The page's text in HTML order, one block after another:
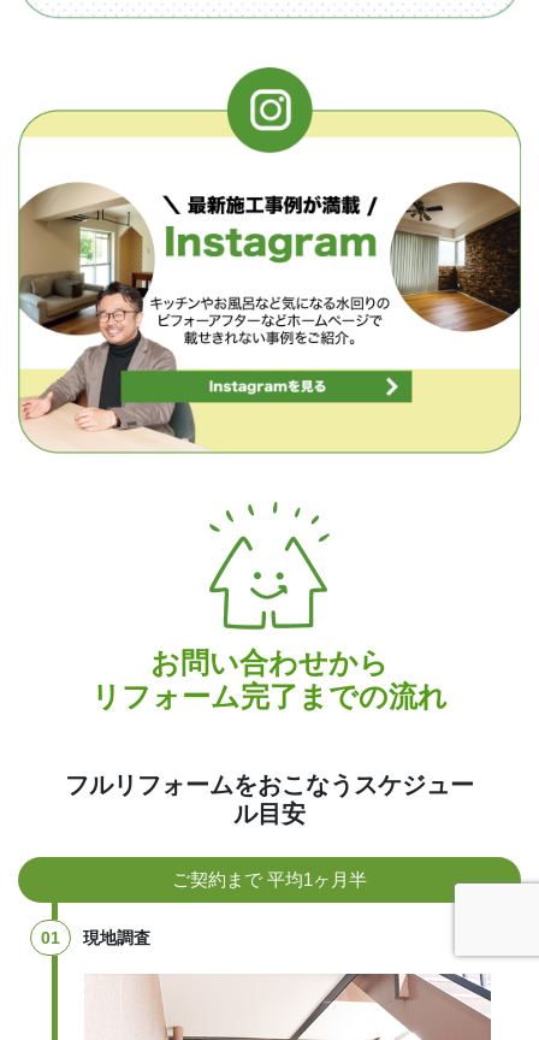
お問い合わせから
リフォーム完了までの流れ
フルリフォームをおこなうスケジュー
ル目安
ご契約まで 平均1ヶ月半
01 現地調査